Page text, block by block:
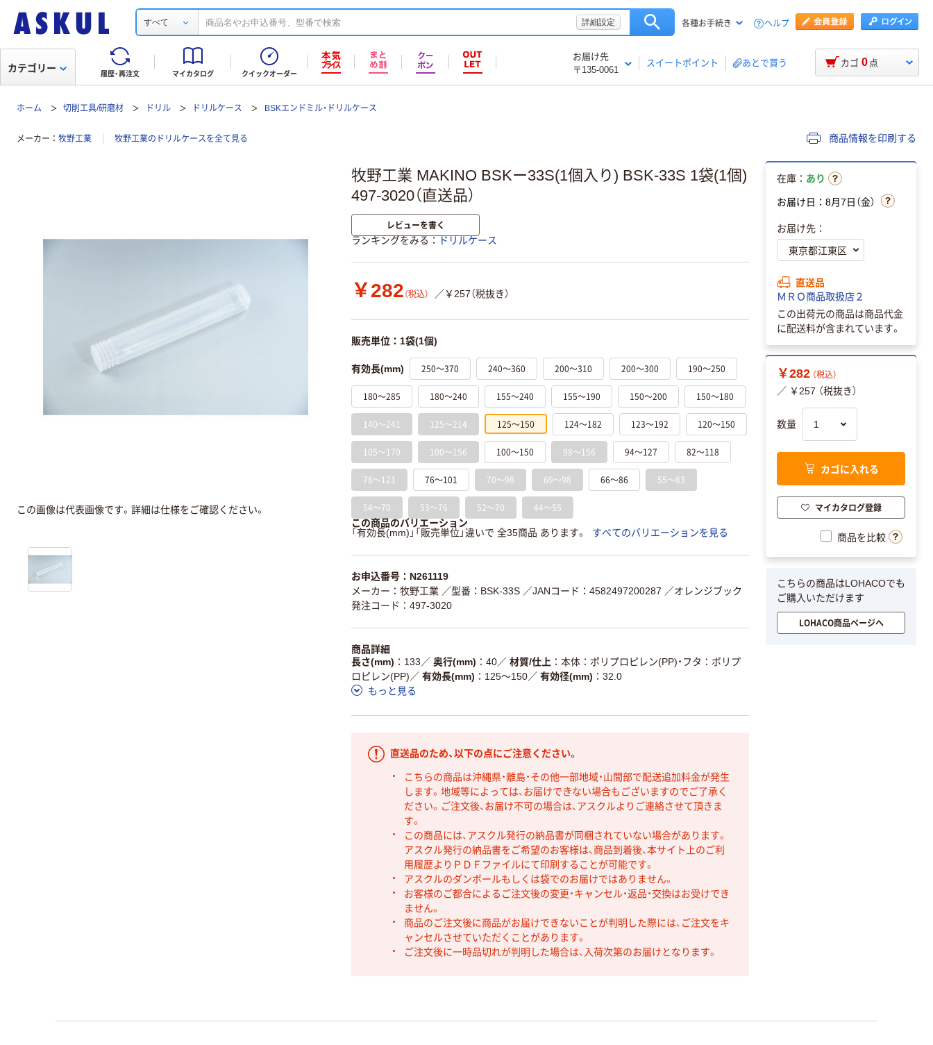
すべて 詳細設定 各種お手続き ヘルプ
履歴・再注文 マイカタログ クイックオーダー
お届け先
〒135-0061
スイートポイント あとで買う
カテゴリー カゴ 0 点
ホーム 切削工具/研磨材 ドリル ドリルケース BSKエンドミル・ドリルケース
メーカー 牧野工業 牧野工業のドリルケースを全て見る 商品情報を印刷する
牧野工業 MAKINO BSKー33S(1個入り) BSK-33S 1袋(1個)
497-3020（直送品）
レビューを書く
ランキングをみる ドリルケース
￥282 （税込） ／￥257（税抜き）
販売単位：1袋(1個)
有効長(mm) 250～370 240～360 200～310 200～300 190～250
180～285 180～240 155～240 155～190 150～200 150～180
140～241 125～214 125～150 124～182 123～192 120～150
105～170 100～156 100～150 98～156 94～127 82～118
78～121 76～101 70～98 69～98 66～86 55～83
54～70 53～76 52～70 44～55
この商品のバリエーション
「有効長(mm)」「販売単位」違いで 全35商品 あります。
すべてのバリエーションを見る
お申込番号：N261119
メーカー：牧野工業 ／型番：BSK-33S ／JANコード：4582497200287 ／オレンジブック
発注コード：497-3020
商品詳細
長さ(mm)
133 ／ 奥行(mm) 40／ 材質/仕上
本体：ポリプロピレン(PP)・フタ：ポリプ
ロピレン(PP) ／ 有効長(mm) 125～150／ 有効径(mm)
32.0
もっと見る
直送品のため、以下の点にご注意ください。
こちらの商品は沖縄県・離島・その他一部地域・山間部で配送追加料金が発生
します。地域等によっては、お届けできない場合もございますのでご了承く
ださい。ご注文後、お届け不可の場合は、アスクルよりご連絡させて頂きま
す。
この商品には、アスクル発行の納品書が同梱されていない場合があります。
アスクル発行の納品書をご希望のお客様は、商品到着後、本サイト上のご利
用履歴よりＰＤＦファイルにて印刷することが可能です。
アスクルのダンボールもしくは袋でのお届けではありません。
お客様のご都合によるご注文後の変更・キャンセル・返品・交換はお受けでき
ません。
商品のご注文後に商品がお届けできないことが判明した際には、ご注文をキ
ャンセルさせていただくことがあります。
ご注文後に一時品切れが判明した場合は、入荷次第のお届けとなります。
この画像は代表画像です。詳細は仕様をご確認ください。
在庫： あり
お届け日：8月7日（金）
お届け先：
直送品
ＭＲＯ商品取扱店２
この出荷元の商品は商品代金
に配送料が含まれています。
￥282 （税込）
／ ￥257 （税抜き）
数量
カゴに入れる
マイカタログ登録
商品を比較
こちらの商品はLOHACOでも
ご購入いただけます
LOHACO商品ページへ